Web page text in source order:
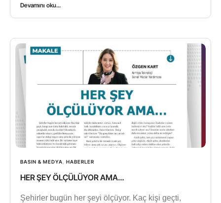
Devamını oku...
BASIN & MEDYA HABERLER
HER ŞEY ÖLÇÜLÜYOR AMA…
Şehirler bugün her şeyi ölçüyor. Kaç kişi geçti,